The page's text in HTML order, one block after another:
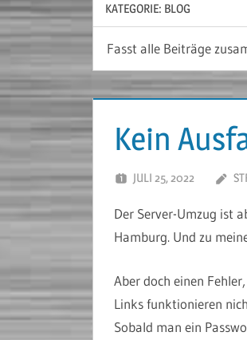
KATEGORIE: BLOG
Fasst alle Beiträge
Kein
JULI 25, 2022
Der Server-Umzug ist
Hamburg. Und zu
Aber doch einen
Links funktionieren
Sobald man ein